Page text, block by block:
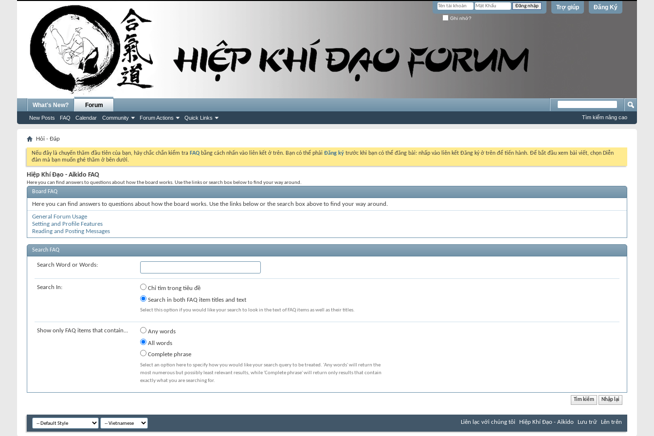
Đăng Ký
Trợ giúp
Ghi nhớ?
What's New? Forum
New Posts FAQ Calendar Community Forum Actions Quick Links Tìm kiếm nâng cao
Hỏi - Đáp
Nếu đây là chuyến thăm đầu tiên của bạn, hãy chắc chắn kiểm tra FAQ bằng cách nhấn vào liên kết ở trên. Bạn có thể phải Đăng ký trước khi bạn có thể đăng bài: nhấp vào liên kết Đăng ký ở trên để tiến hành. Để bắt đầu xem bài viết, chọn Diễn
đàn mà bạn muốn ghé thăm ở bên dưới.
Hiệp Khí Đạo - Aikido FAQ
Here you can find answers to questions about how the board works. Use the links or search box below to find your way around.
Board FAQ
Here you can find answers to questions about how the board works. Use the links below or the search box above to find your way around.
General Forum Usage
Setting and Profile Features
Reading and Posting Messages
Search FAQ
Search Word or Words:
Search In:
Chỉ tìm trong tiêu đề
Search in both FAQ item titles and text
Select this option if you would like your search to look in the text of FAQ items as well as their titles.
Show only FAQ items that contain...
Any words
All words
Complete phrase
Select an option here to specify how you would like your search query to be treated. 'Any words' will return the
most numerous but possibly least relevant results, while 'Complete phrase' will return only results that contain
exactly what you are searching for.
Liên lạc với chúng tôi Hiệp Khí Đạo - Aikido Lưu trữ Lên trên